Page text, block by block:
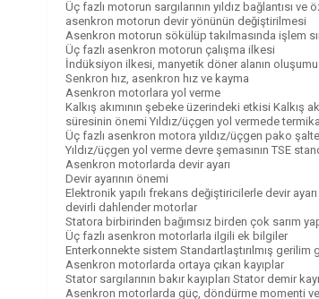
Üç fazlı motorun sargılarının yıldız bağlantısı
asenkron motorun devir yönünün değiştirilmesi
Asenkron motorun sökülüp takılmasında işlem
Üç fazlı asenkron motorun çalışma ilkesi
İndüksiyon ilkesi, manyetik döner alanın
Senkron hız, asenkron hız ve kayma
Asenkron motorlara yol verme
Kalkış akımının şebeke üzerindeki etkisi Kalkış
süresinin önemi Yıldız/üçgen yol vermede
Üç fazlı asenkron motora yıldız/üçgen pako
Yıldız/üçgen yol verme devre şemasının TSE
Asenkron motorlarda devir ayarı
Devir ayarının önemi
Elektronik yapılı frekans değiştiricilerle devir
devirli dahlender motorlar
Statora birbirinden bağımsız birden çok sarım
Üç fazlı asenkron motorlarla ilgili ek bilgiler
Enterkonnekte sistem Standartlaştırılmış
Asenkron motorlarda ortaya çıkan kayıplar
Stator sargılarının bakır kayıpları Stator demir
Asenkron motorlarda güç, döndürme momenti